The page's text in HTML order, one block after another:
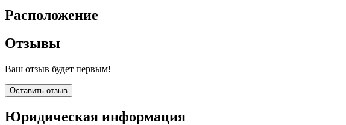
Расположение
Отзывы
Ваш отзыв будет первым!
Оставить отзыв
Юридическая информация